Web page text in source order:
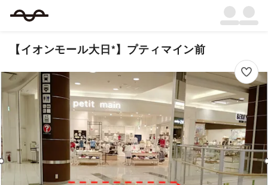
【イオンモール大日*】プティマイン前